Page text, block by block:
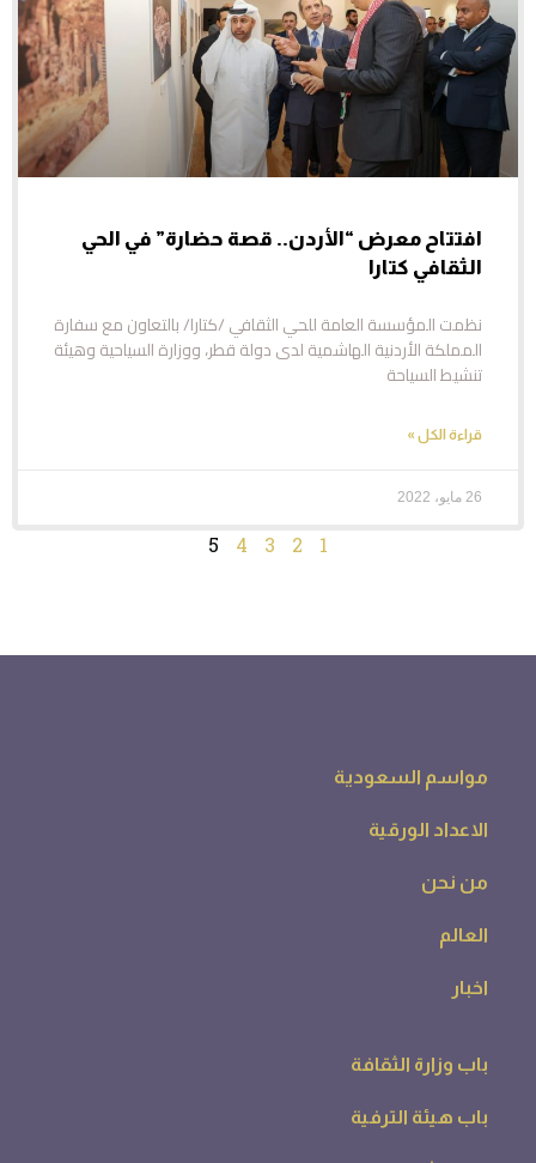
افتتاح معرض “الأردن.. قصة حضارة” في الحي
الثقافي كتارا
نظمت المؤسسة العامة للحي الثقافي /كتارا/ بالتعاون مع سفارة
المملكة الأردنية الهاشمية لدى دولة قطر، ووزارة السياحية وهيئة
تنشيط السياحة
قراءة الكل »
26 مايو، 2022
1
2
3
4
5
مواسم السعودية
الاعداد الورقية
من نحن
العالم
اخبار
باب وزارة الثقافة
باب هيئة الترفية